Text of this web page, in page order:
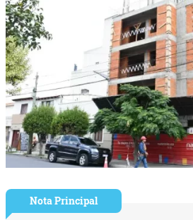
Nota Principal